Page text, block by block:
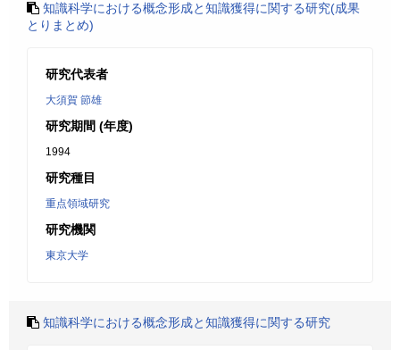
知識科学における概念形成と知識獲得に関する研究(成果
とりまとめ)
研究代表者
大須賀 節雄
研究期間 (年度)
1994
研究種目
重点領域研究
研究機関
東京大学
知識科学における概念形成と知識獲得に関する研究